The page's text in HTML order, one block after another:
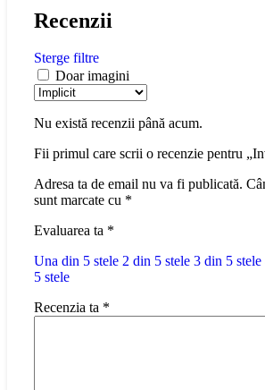
Recenzii
Sterge filtre
Doar imagini
Nu există recenzii până acum.
Fii primul care scrii o recenzie pentru
Adresa ta de email nu va fi publicată.
sunt marcate cu *
Evaluarea ta *
Una din 5 stele 2 din 5 stele 3 din 5 stele
5 stele
Recenzia ta *